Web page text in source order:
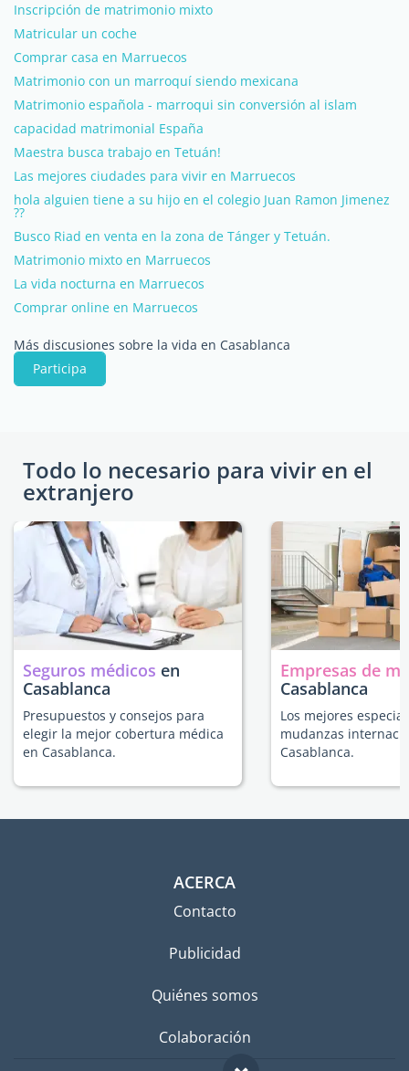
Inscripción de matrimonio mixto
Matricular un coche
Comprar casa en Marruecos
Matrimonio con un marroquí siendo mexicana
Matrimonio española - marroqui sin conversión al islam
capacidad matrimonial España
Maestra busca trabajo en Tetuán!
Las mejores ciudades para vivir en Marruecos
hola alguien tiene a su hijo en el colegio Juan Ramon Jimenez
??
Busco Riad en venta en la zona de Tánger y Tetuán.
Matrimonio mixto en Marruecos
La vida nocturna en Marruecos
Comprar online en Marruecos
Más discusiones sobre la vida en Casablanca
Participa
Todo lo necesario para vivir en el
extranjero
Seguros médicos en
Casablanca
Presupuestos y consejos para
elegir la mejor cobertura médica
en Casablanca.
Empresas de
Casablanca
Los mejores
mudanzas
Casablanca.
ACERCA
Contacto
Publicidad
Quiénes somos
Colaboración